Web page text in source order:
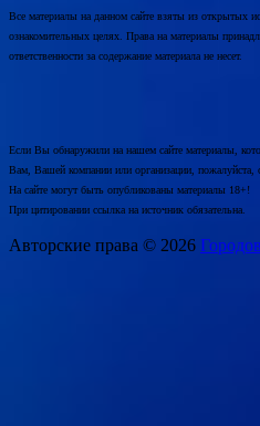
Все материалы на данном сайте взяты из открытых
ознакомительных целях. Права на материалы
ответственности за содержание материала не несет.
Если Вы обнаружили на нашем сайте материалы,
Вам, Вашей компании или организации, пожалуйста,
На сайте могут быть опубликованы материалы 18+!
При цитировании ссылка на источник обязательна.
Авторские права © 2026